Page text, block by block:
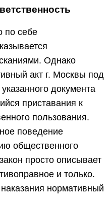
по себе
Однако
акт г. Москвы под
документа
приставания к
пользования.
поведение
общественного
просто описывает
и только.
нормативный